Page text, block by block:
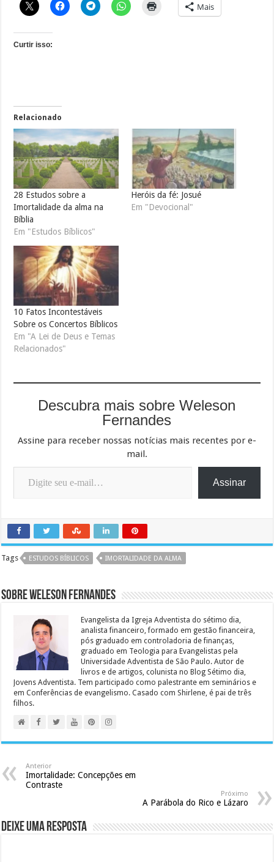
Mais
Curtir isso:
Relacionado
28 Estudos sobre a
Imortalidade da alma na
Bíblia
Em "Estudos Bíblicos"
Heróis da fé: Josué
Em "Devocional"
10 Fatos Incontestáveis
Sobre os Concertos Bíblicos
Em "A Lei de Deus e Temas
Relacionados"
Descubra mais sobre Weleson
Fernandes
Assine para receber nossas notícias mais recentes por e-
mail.
Digite seu e-mail…
Assinar
Tags ESTUDOS BÍBLICOS IMORTALIDADE DA ALMA
Sobre Weleson Fernandes
Evangelista da Igreja Adventista do sétimo dia,
analista financeiro, formado em gestão financeira,
pós graduado em controladoria de finanças,
graduado em Teologia para Evangelistas pela
Universidade Adventista de São Paulo. Autor de
livros e de artigos, colunista no Blog Sétimo dia,
Jovens Adventista. Tem participado como palestrante em seminários e
em Conferências de evangelismo. Casado com Shirlene, é pai de três
filhos.
Anterior
Imortalidade: Concepções em
Contraste
Próximo
A Parábola do Rico e Lázaro
Deixe uma resposta